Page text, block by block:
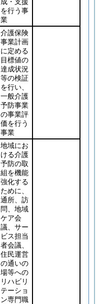
を行う事
業
介護保険
事業計画
に定める
目標値の
達成状況
等の検証
を行い、
一般介護
予防事業
の事業評
価を行う
事業
地域にお
ける介護
予防の取
組を機能
強化する
ために、
通所、訪
問、地域
ケア会
議、サー
ビス担当
者会議、
住民運営
の通いの
場等への
リハビリ
テーショ
ン専門職